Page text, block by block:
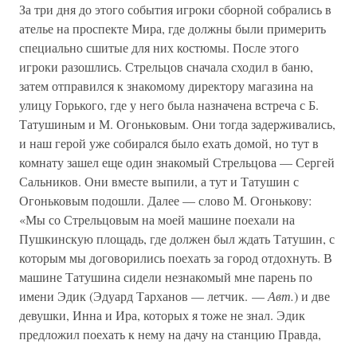
За три дня до этого события игроки сборной собрались в
ателье на проспекте Мира, где должны были примерить
специально сшитые для них костюмы. После этого
игроки разошлись. Стрельцов сначала сходил в баню,
затем отправился к знакомому директору магазина на
улицу Горького, где у него была назначена встреча с Б.
Татушиным и М. Огоньковым. Они тогда задерживались,
и наш герой уже собирался было ехать домой, но тут в
комнату зашел еще один знакомый Стрельцова — Сергей
Сальников. Они вместе выпили, а тут и Татушин с
Огоньковым подошли. Далее — слово М. Огонькову:
«Мы со Стрельцовым на моей машине поехали на
Пушкинскую площадь, где должен был ждать Татушин, с
которым мы договорились поехать за город отдохнуть. В
машине Татушина сидели незнакомый мне парень по
имени Эдик (Эдуард Тарханов — летчик. —Авт.) и две
девушки, Инна и Ира, которых я тоже не знал. Эдик
предложил поехать к нему на дачу на станцию Правда,